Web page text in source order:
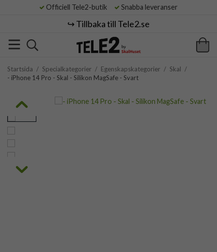
Officiell Tele2-butik Snabba leveranser
↪️ Tillbaka till Tele2.se
Startsida / Specialkategorier / Egenskapskategorier / Skal /
- iPhone 14 Pro - Skal - Silikon MagSafe - Svart